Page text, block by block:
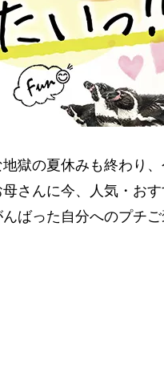
獄の夏休みも終わり
さんに今、人気・お
ばった自分へのプチ